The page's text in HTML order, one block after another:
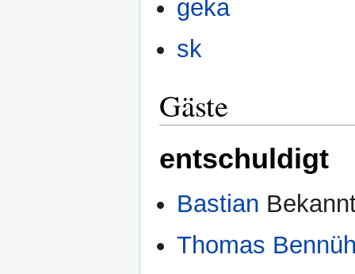
geka
sk
Gäste
entschuldigt
Bastian
Thomas